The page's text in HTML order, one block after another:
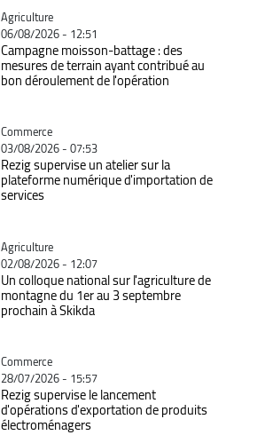
Catégorie
Agriculture
06/08/2026 - 12:51
Campagne moisson-battage : des
mesures de terrain ayant contribué au
bon déroulement de l'opération
Catégorie
Commerce
03/08/2026 - 07:53
Rezig supervise un atelier sur la
plateforme numérique d'importation de
services
Catégorie
Agriculture
02/08/2026 - 12:07
Un colloque national sur l'agriculture de
montagne du 1er au 3 septembre
prochain à Skikda
Catégorie
Commerce
28/07/2026 - 15:57
Rezig supervise le lancement
d'opérations d'exportation de produits
électroménagers